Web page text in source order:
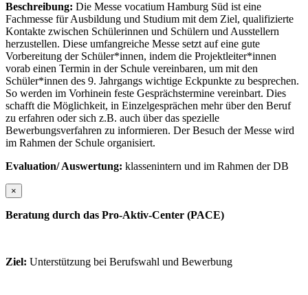
Beschreibung: Die Messe vocatium Hamburg Süd ist eine
Fachmesse für Ausbildung und Studium mit dem Ziel, qualifizierte
Kontakte zwischen Schülerinnen und Schülern und Ausstellern
herzustellen. Diese umfangreiche Messe setzt auf eine gute
Vorbereitung der Schüler*innen, indem die Projektleiter*innen
vorab einen Termin in der Schule vereinbaren, um mit den
Schüler*innen des 9. Jahrgangs wichtige Eckpunkte zu besprechen.
So werden im Vorhinein feste Gesprächstermine vereinbart. Dies
schafft die Möglichkeit, in Einzelgesprächen mehr über den Beruf
zu erfahren oder sich z.B. auch über das spezielle
Bewerbungsverfahren zu informieren. Der Besuch der Messe wird
im Rahmen der Schule organisiert.
Evaluation/ Auswertung: klassenintern und im Rahmen der DB
×
Beratung durch das Pro-Aktiv-Center (PACE)
Ziel: Unterstützung bei Berufswahl und Bewerbung